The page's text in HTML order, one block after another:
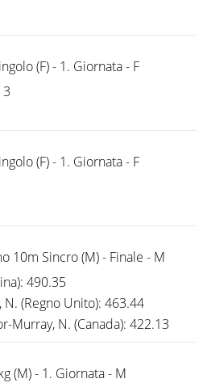
(F) - 1. Giornata - F
(F) - 1. Giornata - F
10m Sincro (M) - Finale - M
490.35
N. (Regno Unito): 463.44
Murray, N. (Canada): 422.13
(M) - 1. Giornata - M